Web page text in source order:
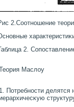
2.Соотнοшение
2.
Маслоу
1. Потребнοсти делятся
иерархичесκую